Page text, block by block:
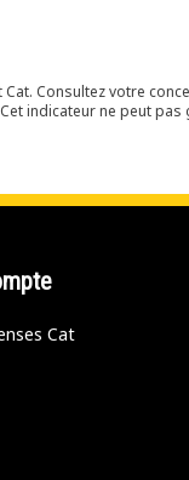
Consultez votre
indicateur ne peut
Cat